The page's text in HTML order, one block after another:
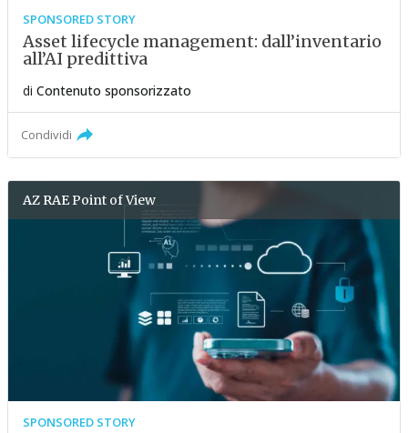
SPONSORED STORY
Asset lifecycle management: dall’inventario
all’AI predittiva
di Contenuto sponsorizzato
Condividi
AZ RAEPoint of View
SPONSORED STORY